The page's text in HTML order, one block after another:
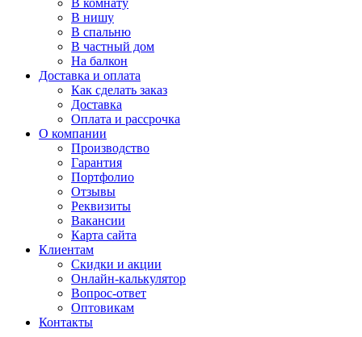
В комнату
В нишу
В спальню
В частный дом
На балкон
Доставка и оплата
Как сделать заказ
Доставка
Оплата и рассрочка
О компании
Производство
Гарантия
Портфолио
Отзывы
Реквизиты
Вакансии
Карта сайта
Клиентам
Скидки и акции
Онлайн-калькулятор
Вопрос-ответ
Оптовикам
Контакты